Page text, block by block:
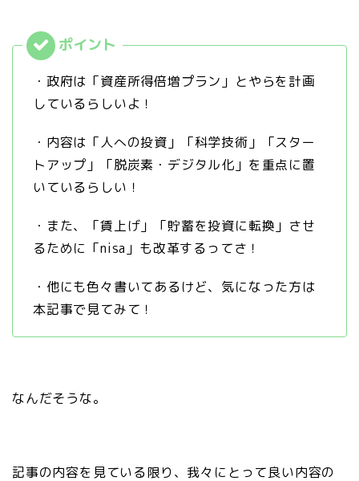
・政府は「資産所得倍増プラン」とやらを計画
しているらしいよ！
・内容は「人への投資」「科学技術」「スター
トアップ」「脱炭素・デジタル化」を重点に置
いているらしい！
・また、「賃上げ」「貯蓄を投資に転換」させ
るために「nisa」も改革するってさ！
・他にも色々書いてあるけど、気になった方は
本記事で見てみて！
なんだそうな。
記事の内容を見ている限り、我々にとって良い内容の